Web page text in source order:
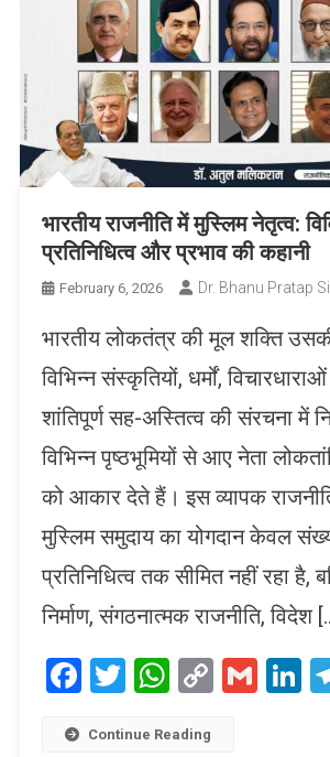
भारतीय राजनीति में मुस्लिम नेतृत्व:
प्रतिनिधित्व और प्रभाव की कहानी
February 6, 2026 Dr. Bhanu Pratap
भारतीय लोकतंत्र की मूल शक्ति
विभिन्न संस्कृतियों, धर्मों,
शांतिपूर्ण सह-अस्तित्व की संरचना में
विभिन्न पृष्ठभूमियों से आए नेता
को आकार देते हैं। इस व्यापक
मुस्लिम समुदाय का योगदान केवल
प्रतिनिधित्व तक सीमित नहीं रहा है,
निर्माण, संगठनात्मक राजनीति, विदेश
Facebook
Twitter
WhatsApp
Copy
Continue Reading